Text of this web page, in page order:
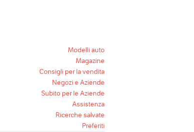
Modelli auto
Magazine
Consigli per la vendita
Negozi e Aziende
Subito per le Aziende
Assistenza
Ricerche salvate
Preferiti